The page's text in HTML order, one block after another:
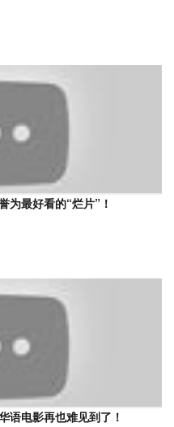
为最好看的“烂片”！
语电影再也难见到了！